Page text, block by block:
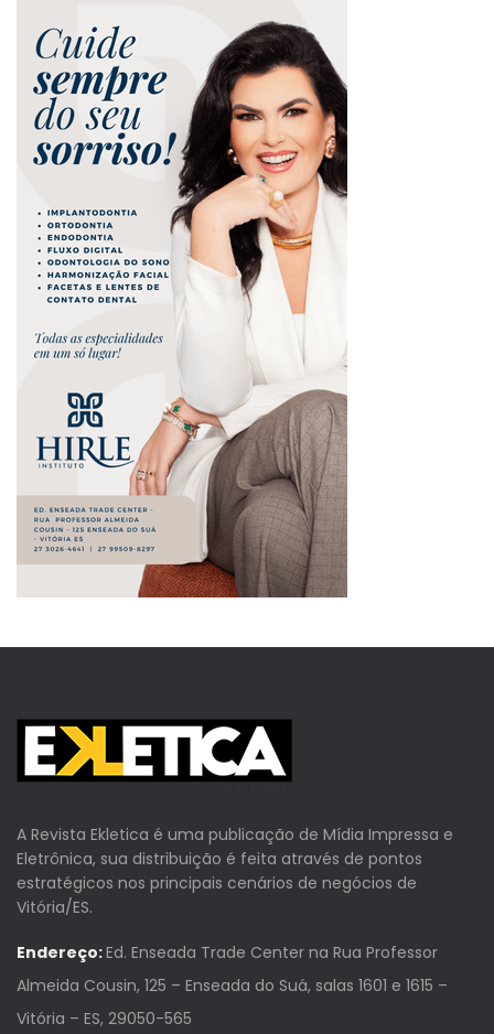
A Revista Ekletica é uma publicação de Mídia Impressa e
Eletrônica, sua distribuição é feita através de pontos
estratégicos nos principais cenários de negócios de
Vitória/ES.
Endereço:Ed. Enseada Trade Center na Rua Professor
Almeida Cousin, 125 – Enseada do Suá, salas 1601 e 1615 –
Vitória – ES, 29050-565